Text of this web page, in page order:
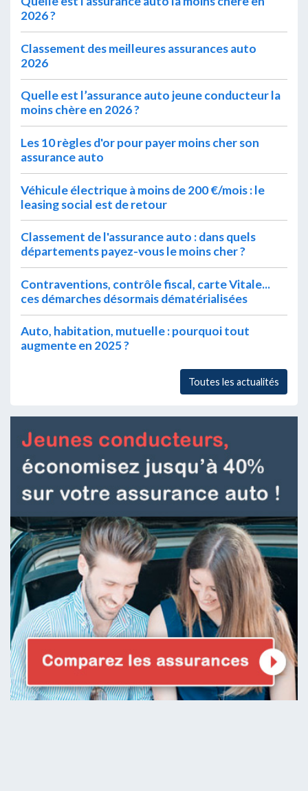
2026 ?
Classement des meilleures assurances auto
2026
Quelle est l’assurance auto jeune conducteur la
moins chère en 2026 ?
Les 10 règles d'or pour payer moins cher son
assurance auto
Véhicule électrique à moins de 200 €/mois : le
leasing social est de retour
Classement de l'assurance auto : dans quels
départements payez-vous le moins cher ?
Contraventions, contrôle fiscal, carte Vitale...
ces démarches désormais dématérialisées
Auto, habitation, mutuelle : pourquoi tout
augmente en 2025 ?
Toutes les actualités